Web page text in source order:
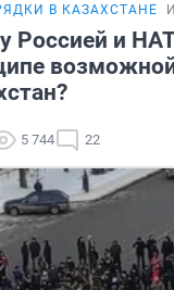
В КАЗАХСТАНЕ
Россией и
5 744 22